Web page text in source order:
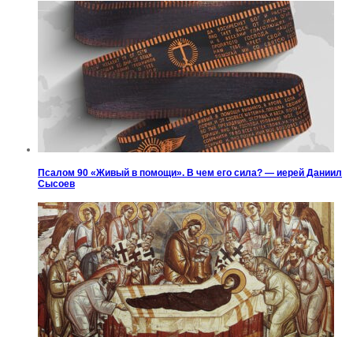
Псалом 90 «Живый в помощи». В чем его сила? — иерей Даниил
Сысоев